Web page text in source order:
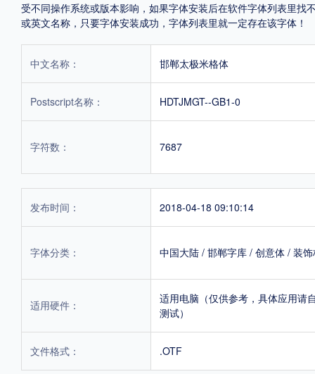
受不同操作系统或版本影响，如果字体安装后在软件字体列表里
或英文名称，只要字体安装成功，字体列表里就一定存在该字体！
中文名称： 邯郸太极米格体
Postscript名称： HDTJMGT--GB1-0
字符数： 7687
发布时间： 2018-04-18 09:10:14
字体分类： 中国大陆 / 邯郸字库 / 创意体 / 装
适用硬件：
适用电脑（仅供参考，具体应用请
测试）
文件格式： .OTF